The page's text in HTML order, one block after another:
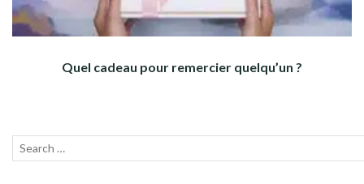
Quel cadeau pour remercier quelqu’un ?
Recherche